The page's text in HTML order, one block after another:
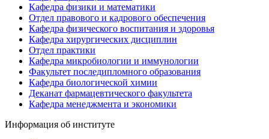
Кафедра физики и математики
Отдел правового и кадрового обеспечения
Кафедра физического воспитания и здоровья
Кафедра хирургических дисциплин
Отдел практики
Кафедра микробиологии и иммунологии
Факультет последипломного образования
Кафедра биологической химии
Деканат фармацевтического факультета
Кафедра менеджмента и экономики
Информация об институте